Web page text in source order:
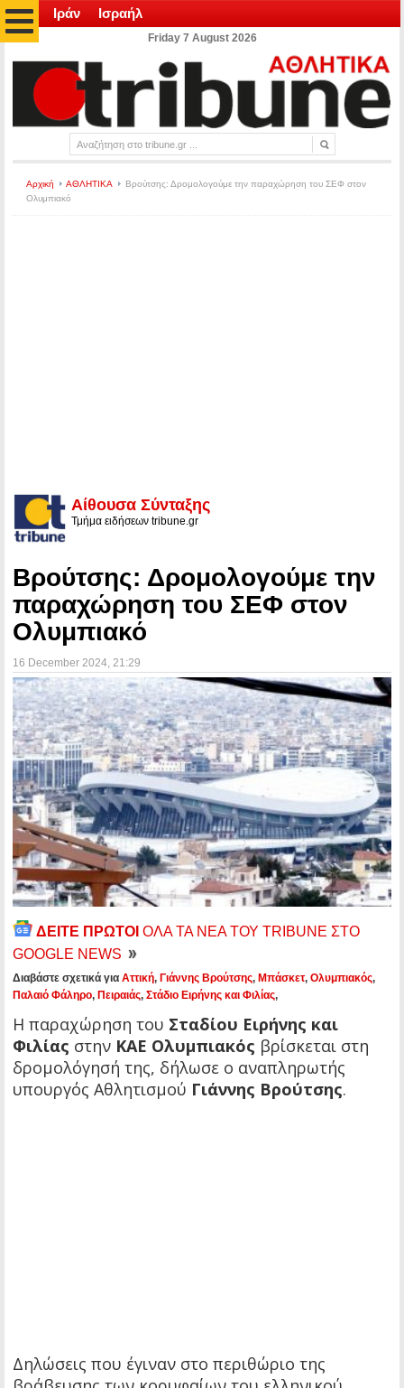
Ιράν Ισραήλ
Friday 7 August 2026
Αρχική ΑΘΛΗΤΙΚΑ
Βρούτσης: Δρομολογούμε την παραχώρηση του ΣΕΦ στον
Ολυμπιακό
Αίθουσα Σύνταξης
Τμήμα ειδήσεων tribune.gr
Βρούτσης: Δρομολογούμε την
παραχώρηση του ΣΕΦ στον
Ολυμπιακό
16 December 2024 , 21:29
ΔΕΙΤΕ ΠΡΩΤΟΙ ΟΛΑ ΤΑ ΝΕΑ ΤΟΥ TRIBUNE ΣΤΟ
GOOGLE NEWS
Διαβάστε σχετικά για Αττική, Γιάννης Βρούτσης, Μπάσκετ, Ολυμπιακός,
Παλαιό Φάληρο, Πειραιάς, Στάδιο Ειρήνης και Φιλίας,
Η παραχώρηση του Σταδίου Ειρήνης και
Φιλίας στην ΚΑΕ Ολυμπιακός βρίσκεται στη
δρομολόγησή της, δήλωσε ο αναπληρωτής
υπουργός Αθλητισμού Γιάννης Βρούτσης.
Δηλώσεις που έγιναν στο περιθώριο της